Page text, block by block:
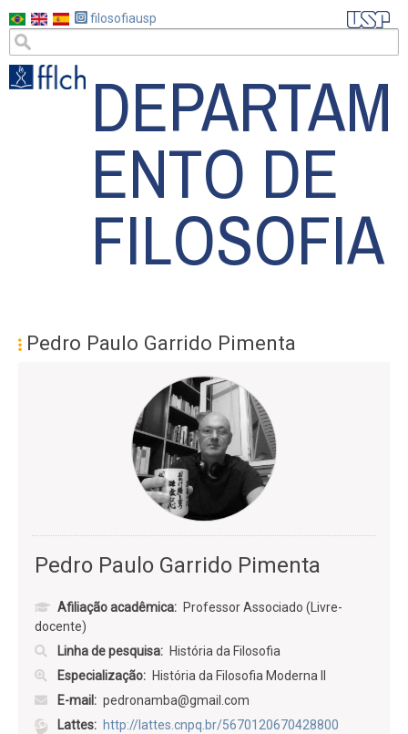
al
contenido
principal
filosofiausp
DEPARTAM
ENTO DE
FILOSOFIA
ES Pedro Paulo Garrido Pimenta
Pedro Paulo Garrido Pimenta
Afiliação acadêmica
Professor Associado (Livre-
docente)
Linha de pesquisa
História da Filosofia
Especialização
História da Filosofia Moderna II
E-mail
pedronamba@gmail.com
Lattes
http://lattes.cnpq.br/5670120670428800